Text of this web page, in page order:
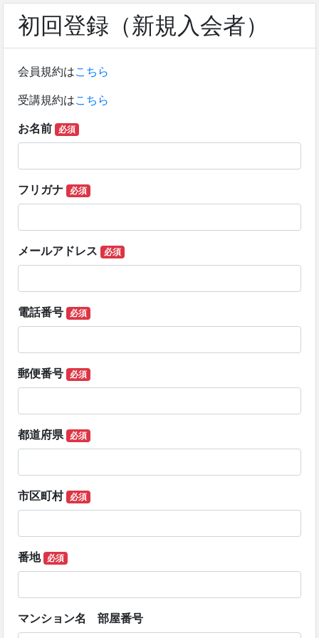
初回登録（新規入会者）
会員規約はこちら
受講規約はこちら
お名前
必須
フリガナ 必須
メールアドレス 必須
電話番号 必須
郵便番号 必須
都道府県 必須
市区町村 必須
番地 必須
マンション名 部屋番号